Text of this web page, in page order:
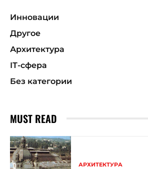
Инновации
Другое
Архитектура
ІТ-сфера
Без категории
MUST READ
АРХИТЕКТУРА